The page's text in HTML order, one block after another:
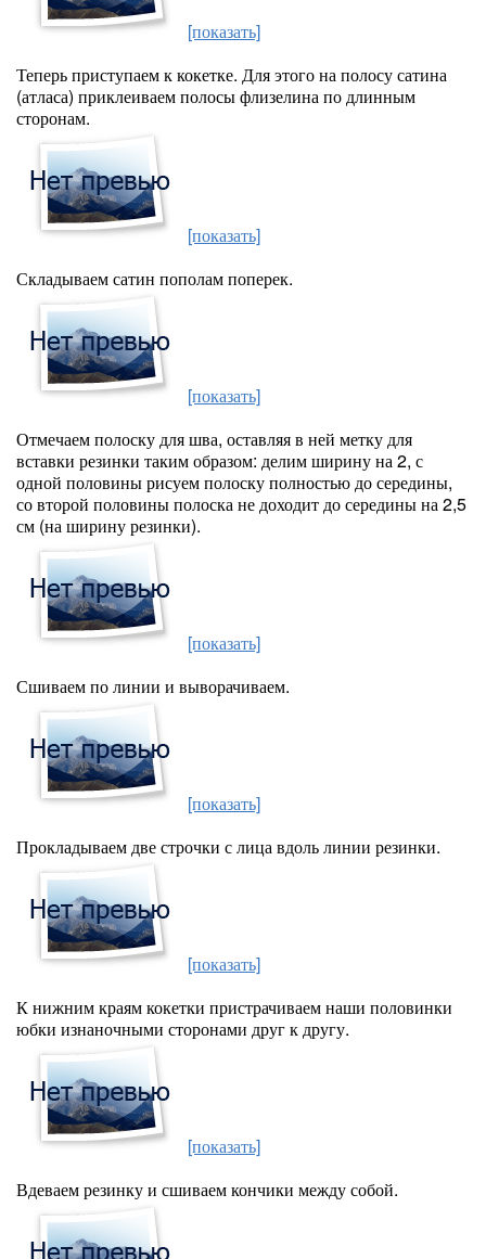
[показать]
Теперь приступаем к кокетке. Для этого на полосу сатина
(атласа) приклеиваем полосы флизелина по длинным
сторонам.
[показать]
Складываем сатин пополам поперек.
[показать]
Отмечаем полоску для шва, оставляя в ней метку для
вставки резинки таким образом: делим ширину на 2, с
одной половины рисуем полоску полностью до середины,
со второй половины полоска не доходит до середины на 2,5
см (на ширину резинки).
[показать]
Сшиваем по линии и выворачиваем.
[показать]
Прокладываем две строчки с лица вдоль линии резинки.
[показать]
К нижним краям кокетки пристрачиваем наши половинки
юбки изнаночными сторонами друг к другу.
[показать]
Вдеваем резинку и сшиваем кончики между собой.